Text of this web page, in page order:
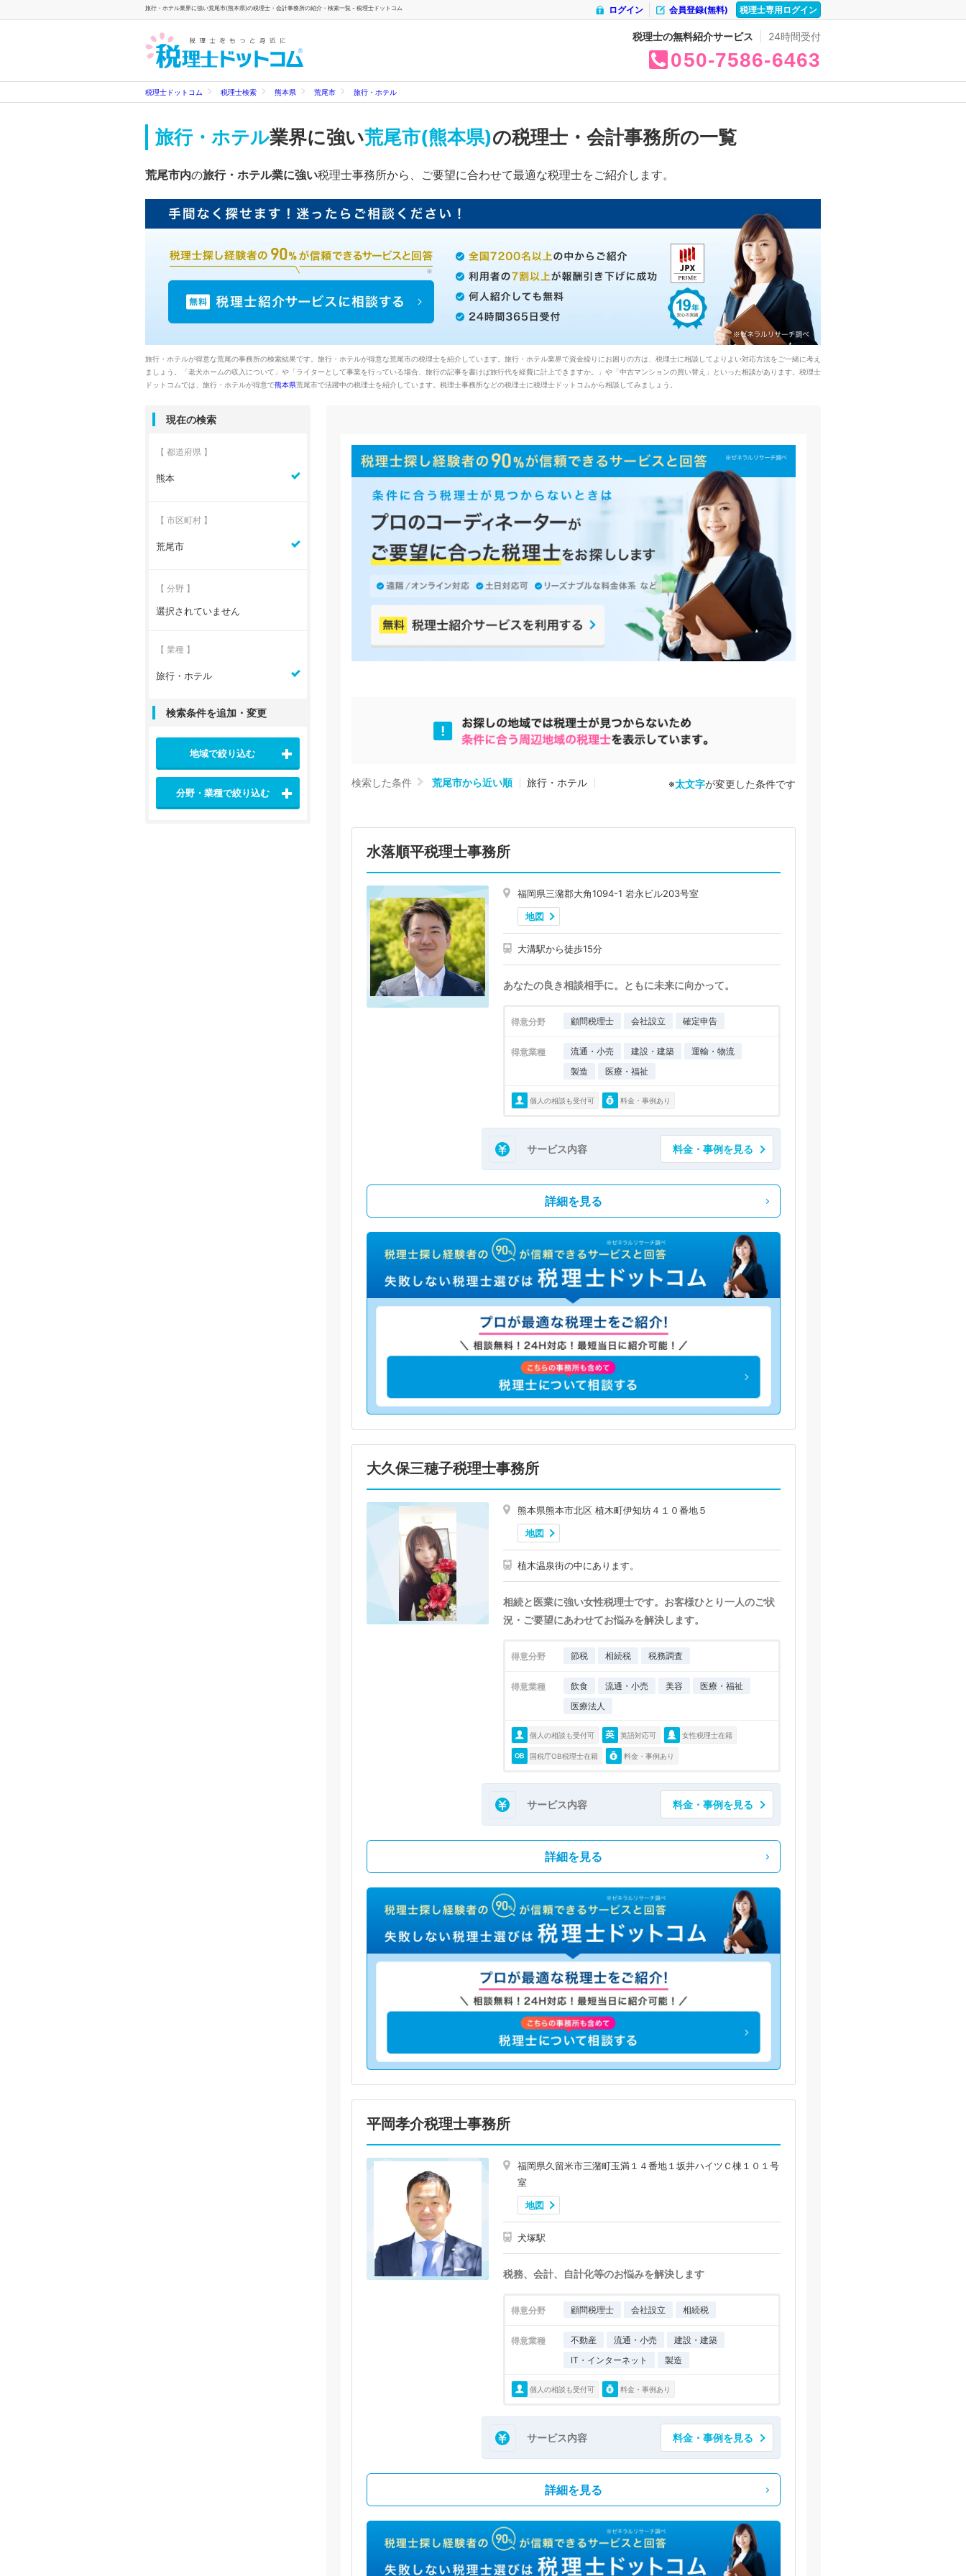
旅行・ホテル業界に強い荒尾市(熊本県)の税理士・会計事務所の紹介・検索一覧 - 税理士ドットコム 税理士専用ログイン
会員登録(無料)
ログイン
税理士の無料紹介サービス 24時間受付
050 7586 6463
税理士ドットコム 税理士検索 熊本県 荒尾市 旅行・ホテル
旅行・ホテル業界に強い荒尾市(熊本県)の税理士・会計事務所の一覧
荒尾市内の旅行・ホテル業に強い税理士事務所から、ご要望に合わせて最適な税理士をご紹介します。
旅行・ホテルが得意な荒尾の事務所の検索結果です。旅行・ホテルが得意な荒尾市の税理士を紹介しています。旅行・ホテル業界で資金繰りにお困りの方は、税理士に相談してよりよい対応方法をご一緒に考え
ましょう。「老犬ホームの収入について」や「ライターとして事業を行っている場合、旅行の記事を書けば旅行代を経費に計上できますか。」や「中古マンションの買い替え」といった相談があります。税理士
ドットコムでは、旅行・ホテルが得意で熊本県荒尾市で活躍中の税理士を紹介しています。税理士事務所などの税理士に税理士ドットコムから相談してみましょう。
検索した条件 荒尾市から近い順 旅行・ホテル ※太文字が変更した条件です
水落順平税理士事務所
福岡県三潴郡大角1094-1 岩永ビル203号室
地図
大溝駅から徒歩15分
あなたの良き相談相手に。ともに未来に向かって。
得意分野 顧問税理士 会社設立 確定申告
得意業種 流通・小売 建設・建築
運輸・物流
製造
医療・福祉
個人の相談も受付可 料金・事例あり
サービス内容 料金・事例を見る
詳細を見る
大久保三穂子税理士事務所
熊本県熊本市北区 植木町伊知坊４１０番地５
地図
植木温泉街の中にあります。
相続と医業に強い女性税理士です。お客様ひとり一人のご状
況・ご要望にあわせてお悩みを解決します。
得意分野 節税 相続税 税務調査
得意業種 飲食 流通・小売 美容
医療・福祉
医療法人
個人の相談も受付可 英語対応可 女性税理士在籍
国税庁OB税理士在籍 料金・事例あり
サービス内容 料金・事例を見る
詳細を見る
平岡孝介税理士事務所
福岡県久留米市三潴町玉満１４番地１坂井ハイツＣ棟１０１号
室
地図
犬塚駅
税務、会計、自計化等のお悩みを解決します
得意分野 顧問税理士 会社設立 相続税
得意業種 不動産 流通・小売
建設・建築
IT・インターネット
製造
個人の相談も受付可 料金・事例あり
サービス内容 料金・事例を見る
詳細を見る
現在の検索
【 都道府県 】
熊本
【 市区町村 】
荒尾市
【 分野 】
選択されていません
【 業種 】
旅行・ホテル
検索条件を追加・変更
地域で絞り込む
分野・業種で絞り込む